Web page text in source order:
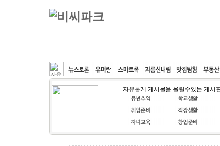
커뮤니티 속도패치 웹호스팅 공동구매
자유롭게 게시물을 올릴수있는 게시